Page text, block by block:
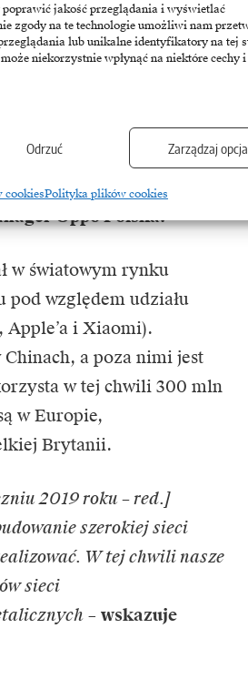
jakość przeglądania i wyświetlać
zgody na te technologie umożliwi nam
lub unikalne identyfikatory na tej
niekorzystnie wpłynąć na niektóre cechy
Odrzuć Zarządzaj
Polityka plików cookies
wyłącznie od urządzeń
smartfona. Kiedyś
dzisiaj wybierają
znaczenie ma też jakość
jest bardzo mocno
Oppo Polska.
w światowym rynku
pod względem udziału
Apple’a i Xiaomi).
a poza nimi jest
w tej chwili 300 mln
w Europie,
Brytanii.
2019 roku – red.]
szerokiej sieci
W tej chwili nasze
sieci
– wskazuje